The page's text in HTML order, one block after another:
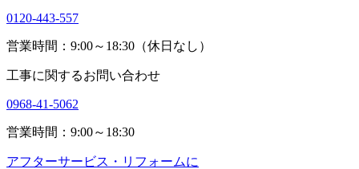
0120-443-557
営業時間：9:00～18:30（休日なし）
工事に関するお問い合わせ
0968-41-5062
営業時間：9:00～18:30
アフターサービス・リフォームに